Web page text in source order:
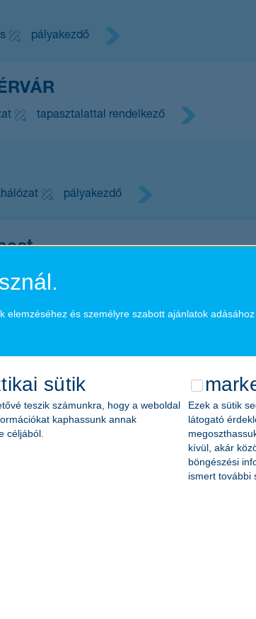
és személyre szabott ajánlatok
sütik
teszik számunkra, hogy a weboldal
kaphassunk annak
céljából.
Ezek a sütik
látogató
kívül, akár
böngészési
ismert további
pályakezdő
tapasztalattal rendelkező
pályakezdő
rendelkező
rendelkező